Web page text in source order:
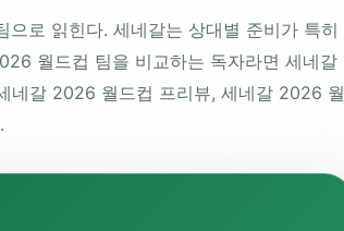
로 읽힌다. 세네갈는 상대별 준비가 특히
월드컵 팀을 비교하는 독자라면 세네갈
네갈 2026 월드컵 프리뷰, 세네갈 2026 월